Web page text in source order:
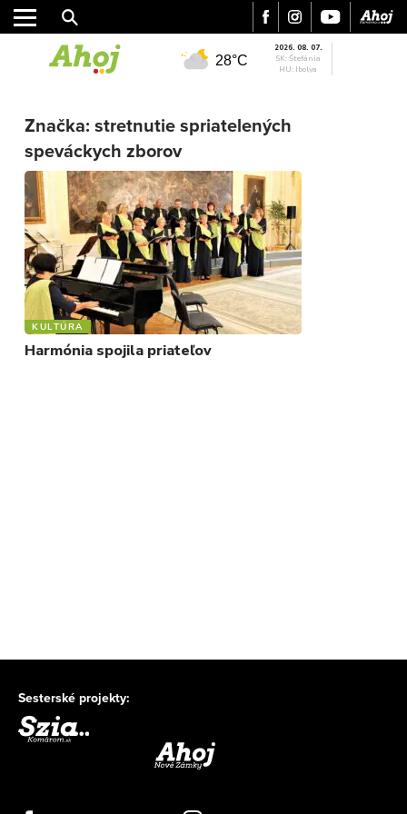
REGIÓN
KULTÚRA
FOTKY
VIDEO
MIX
28°C
2026. 08. 07.
SK: Štefánia
HU: Ibolya
Značka: stretnutie spriatelených
speváckych zborov
KULTÚRA
Harmónia spojila priateľov
Sesterské projekty: